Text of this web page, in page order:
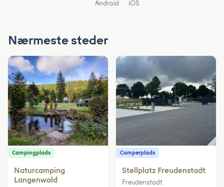
Android iOS
Nærmeste steder
Campingplads
Naturcamping
Langenwald
Camperplads
Stellplatz Freudenstadt
Freudenstadt